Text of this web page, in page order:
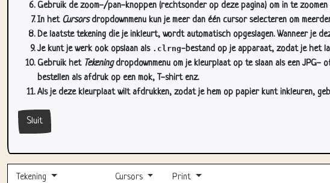
Gebruik de zoom-/pan-knoppen (rechtsonder op deze pagina) om in te
In het Cursorsdropdownmenu kun je meer dan één cursor selecteren om
De laatste tekening die je inkleurt, wordt automatisch opgeslagen. Wanneer je
Je kunt je werk ook opslaan als .clrng-bestand op je apparaat, zodat je het
Gebruik het Tekeningdropdownmenu om je kleurplaat op te slaan als een JPG-
bestellen als afdruk op een mok, T-shirt enz.
Als je deze kleurplaat wilt afdrukken, zodat je hem op papier kunt inkleuren,
Sluit
Tekening Cursors Print